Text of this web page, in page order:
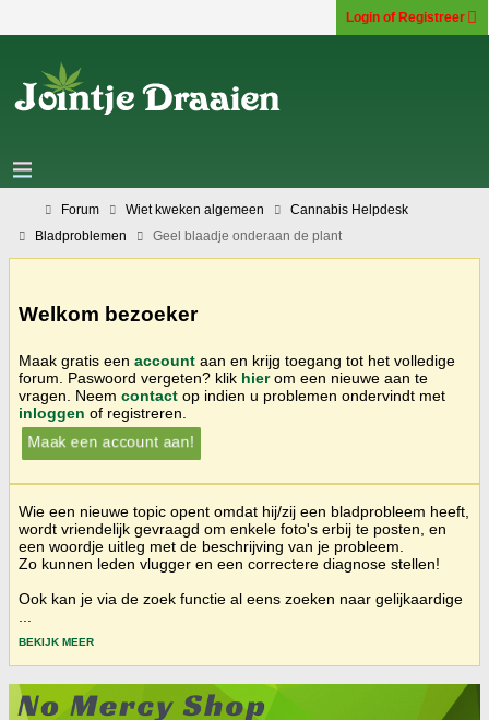
Login of Registreer
Forum Wiet kweken algemeen
Cannabis Helpdesk
Bladproblemen
Geel blaadje onderaan de plant
Welkom bezoeker
Maak gratis een account aan en krijg toegang tot het volledige
forum. Paswoord vergeten? klik hierom een nieuwe aan te
vragen. Neem contact op indien u problemen ondervindt met
inloggen of registreren.
Maak een account aan!
Wie een nieuwe topic opent omdat hij/zij een bladprobleem heeft,
wordt vriendelijk gevraagd om enkele foto's erbij te posten, en
een woordje uitleg met de beschrijving van je probleem.
Zo kunnen leden vlugger en een correctere diagnose stellen!
Ook kan je via de zoek functie al eens zoeken naar gelijkaardige
BEKIJK MEER